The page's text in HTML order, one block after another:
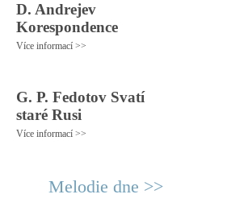
D. Andrejev
Korespondence
Více informací >>
G. P. Fedotov Svatí
staré Rusi
Více informací >>
Melodie dne >>